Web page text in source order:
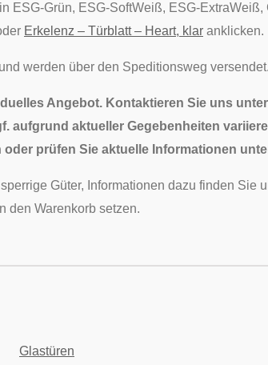
ESG-Grün, ESG-SoftWeiß, ESG-
Erkelenz – Türblatt – Heart, klar anklicken.
werden über den Speditionsweg versendet.
Angebot. Kontaktieren Sie uns unter
aufgrund aktueller Gegebenheiten
prüfen Sie aktuelle Informationen
Güter, Informationen dazu finden Sie
den Warenkorb setzen.
Glastüren